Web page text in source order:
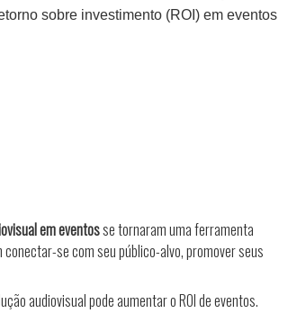
sobre investimento (ROI) em eventos
em eventosse tornaram uma ferramenta
se com seu público-alvo, promover seus
audiovisual pode aumentar o ROI de eventos.